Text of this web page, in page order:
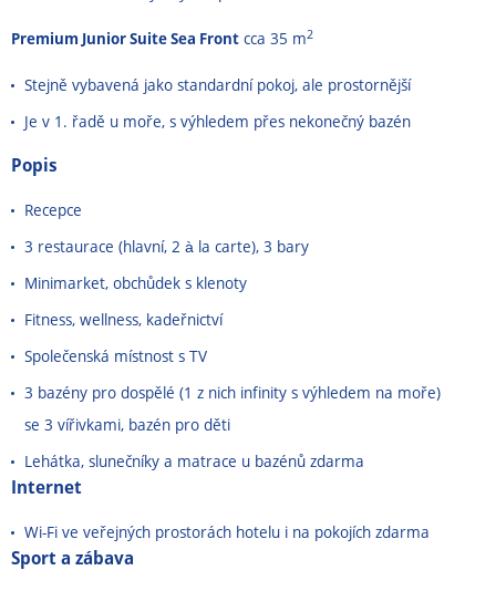
Premium Junior Suite Sea Front cca 35 m2
Stejně vybavená jako standardní pokoj, ale prostornější
Je v 1. řadě u moře, s výhledem přes nekonečný bazén
Popis
Recepce
3 restaurace (hlavní, 2 à la carte), 3 bary
Minimarket, obchůdek s klenoty
Fitness, wellness, kadeřnictví
Společenská místnost s TV
3 bazény pro dospělé (1 z nich infinity s výhledem na moře)
se 3 vířivkami, bazén pro děti
Lehátka, slunečníky a matrace u bazénů zdarma
Internet
Wi-Fi ve veřejných prostorách hotelu i na pokojích zdarma
Sport a zábava